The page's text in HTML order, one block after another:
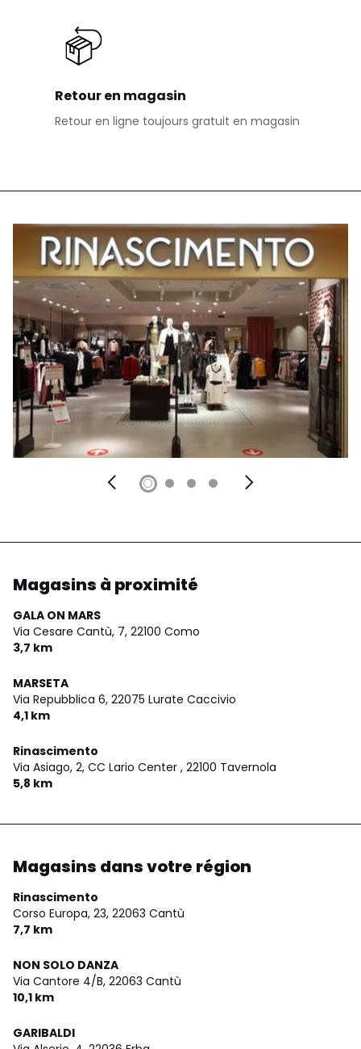
Retour en magasin
Retour en ligne toujours gratuit en magasin
Magasins à proximité
GALA ON MARS
Via Cesare Cantù, 7, 22100 Como
3,7 km
MARSETA
Via Repubblica 6, 22075 Lurate Caccivio
4,1 km
Rinascimento
Via Asiago, 2, CC Lario Center , 22100 Tavernola
5,8 km
Magasins dans votre région
Rinascimento
Corso Europa, 23, 22063 Cantù
7,7 km
NON SOLO DANZA
Via Cantore 4/B, 22063 Cantù
10,1 km
GARIBALDI